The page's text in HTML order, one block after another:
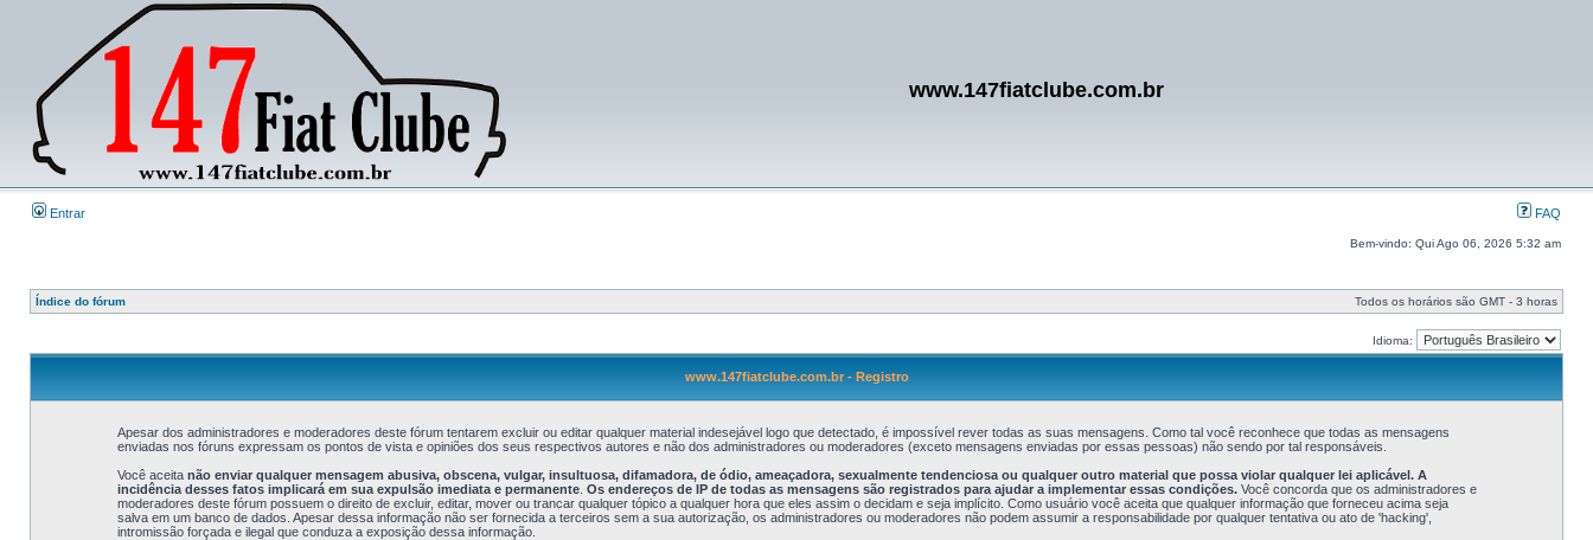
www.147fiatclube.com.br
Entrar FAQ
Bem-vindo: Qui Ago 06, 2026 5:32 am
Índice do fórum Todos os horários são GMT - 3 horas
Idioma:
www.147fiatclube.com.br - Registro
Apesar dos administradores e moderadores deste fórum tentarem excluir ou editar qualquer material indesejável logo que detectado, é impossível rever todas as suas mensagens. Como tal você reconhece que todas as mensagens
enviadas nos fóruns expressam os pontos de vista e opiniões dos seus respectivos autores e não dos administradores ou moderadores (exceto mensagens enviadas por essas pessoas) não sendo por tal responsáveis.
Você aceita não enviar qualquer mensagem abusiva, obscena, vulgar, insultuosa, difamadora, de ódio, ameaçadora, sexualmente tendenciosa ou qualquer outro material que possa violar qualquer lei aplicável. A
incidência desses fatos implicará em sua expulsão imediata e permanente. Os endereços de IP de todas as mensagens são registrados para ajudar a implementar essas condições.Você concorda que os administradores e
moderadores deste fórum possuem o direito de excluir, editar, mover ou trancar qualquer tópico a qualquer hora que eles assim o decidam e seja implícito. Como usuário você aceita que qualquer informação que forneceu acima seja
salva em um banco de dados. Apesar dessa informação não ser fornecida a terceiros sem a sua autorização, os administradores ou moderadores não podem assumir a responsabilidade por qualquer tentativa ou ato de 'hacking',
intromissão forçada e ilegal que conduza a exposição dessa informação.